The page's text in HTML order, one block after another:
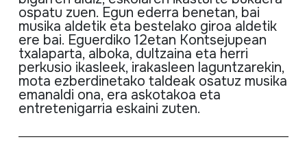
ospatu zuen. Egun ederra benetan, bai
musika aldetik eta bestelako giroa aldetik
ere bai. Eguerdiko 12etan Kontsejupean
txalaparta, alboka, dultzaina eta herri
perkusio ikasleek, irakasleen laguntzarekin,
mota ezberdinetako taldeak osatuz musika
emanaldi ona, era askotakoa eta
entretenigarria eskaini zuten.